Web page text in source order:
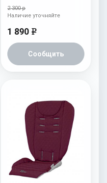
2 300 р
1 890 e
Сообщить
Наличие уточняйте